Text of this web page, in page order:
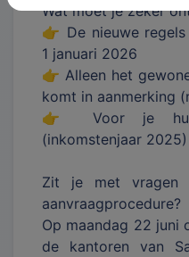
Wat moet je zeker
👉 De nieuwe
1 januari 2026
👉 Alleen het
komt in aanmerking
👉 Voor je
(inkomstenjaar
Zit je met
aanvraagprocedure?
Op maandag 22 juni
de kantoren van